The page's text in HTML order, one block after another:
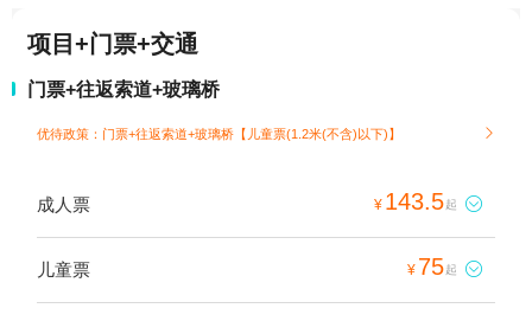
项目+门票+交通
门票+往返索道+玻璃桥
优待政策：门票+往返索道+玻璃桥【儿童票(1.2米(不含)以下)】 
成人票 ¥ 143.5起 
儿童票 ¥ 75起 